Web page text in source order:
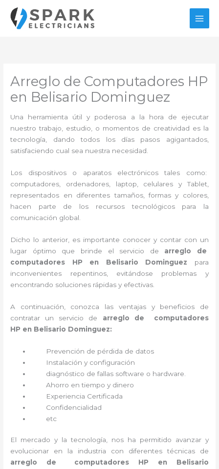
contenido
Arreglo de Computadores HP
en Belisario Dominguez
Una herramienta útil y poderosa a la hora de ejecutar
nuestro trabajo, estudio, o momentos de creatividad es la
tecnología, dando todos los días pasos agigantados,
satisfaciendo cual sea nuestra necesidad.
Los dispositivos o aparatos electrónicos tales como:
computadores, ordenadores, laptop, celulares y Tablet,
representados en diferentes tamaños, formas y colores,
hacen parte de los recursos tecnológicos para la
comunicación global.
Dicho lo anterior, es importante conocer y contar con un
lugar óptimo que brinde el servicio de arreglo de
computadores HP en Belisario Dominguez para
inconvenientes repentinos, evitándose problemas y
encontrando soluciones rápidas y efectivas.
A continuación, conozca las ventajas y beneficios de
contratar un servicio de arreglo de computadores
HP en Belisario Dominguez:
Prevención de pérdida de datos
Instalación y configuración
diagnóstico de fallas software o hardware
Ahorro en tiempo y dinero
Experiencia Certificada
Confidencialidad
etc
El mercado y la tecnología, nos ha permitido avanzar y
evolucionar en la industria con diferentes técnicas de
arreglo de computadores HP en Belisario